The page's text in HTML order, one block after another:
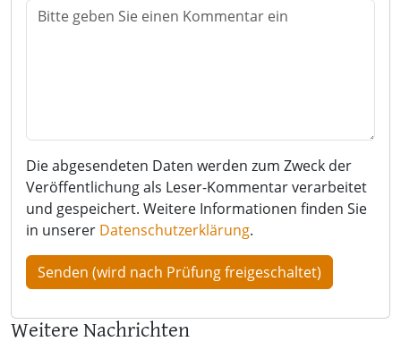
Die abgesendeten Daten werden zum Zweck der
Veröffentlichung als Leser-Kommentar verarbeitet
und gespeichert. Weitere Informationen finden Sie
in unserer Datenschutzerklärung.
Weitere Nachrichten